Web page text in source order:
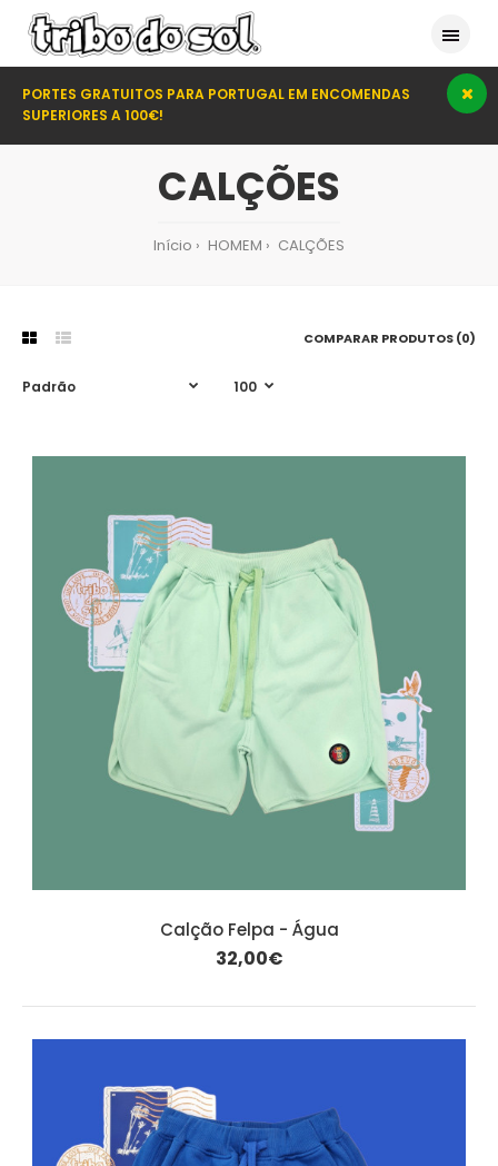
PORTES GRATUITOS PARA PORTUGAL EM ENCOMENDAS
SUPERIORES A 100€!
CALÇÕES
Início HOMEM CALÇÕES
COMPARAR PRODUTOS (0)
Calção Felpa - Água
32,00€